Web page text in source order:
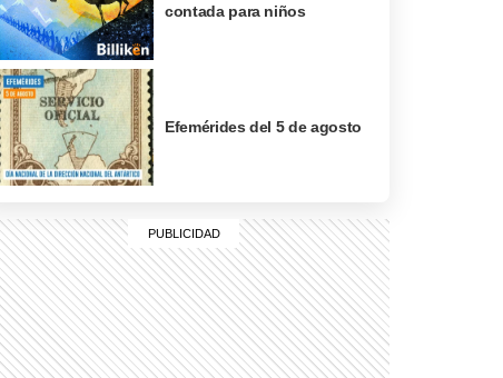
contada para niños
Efemérides del 5 de agosto